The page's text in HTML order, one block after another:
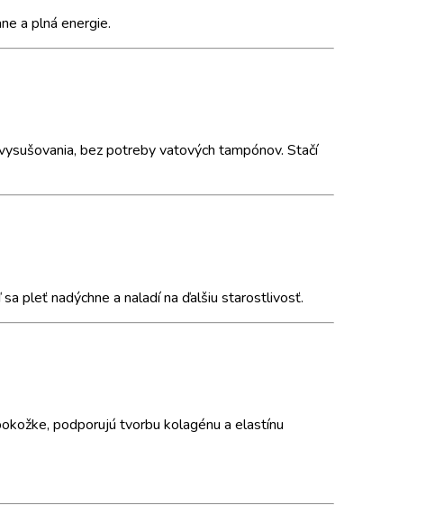
a plná energie.
bez potreby vatových tampónov. Stačí
pleť nadýchne a naladí na ďalšiu starostlivosť.
podporujú tvorbu kolagénu a elastínu